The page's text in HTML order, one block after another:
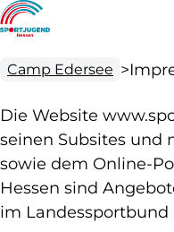
Camp Edersee >
Die Website
seinen Subsites und
sowie dem Online-
Hessen sind
im Landessportbund